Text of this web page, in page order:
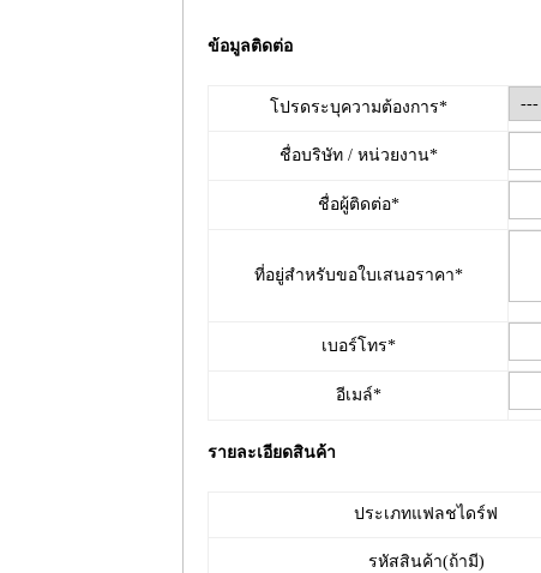
ข้อมูลติดต่อ
โปรดระบุความต้องการ*
ชื่อบริษัท / หน่วยงาน*
ชื่อผู้ติดต่อ*
ที่อยู่สำหรับขอใบเสนอราคา*
เบอร์โทร*
อีเมล์*
รายละเอียดสินค้า
ประเภทแฟลชไดร์ฟ
รหัสสินค้า(ถ้ามี)